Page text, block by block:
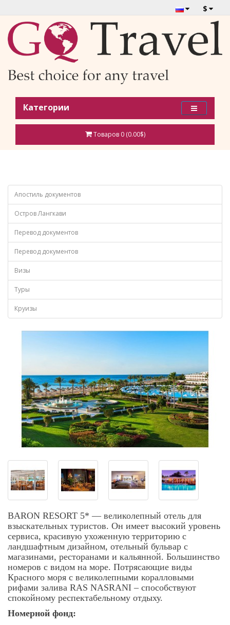
$
Категории
Товаров 0 (0.00$)
Апостиль документов
Остров Лангкави
Перевод документов
Перевод документов
Визы
Туры
Круизы
BARON RESORT 5* — великолепный отель для
взыскательных туристов. Он имеет высокий уровень
сервиса, красивую ухоженную территорию с
ландшафтным дизайном, отельный бульвар с
магазинами, ресторанами и кальянной. Большинство
номеров с видом на море. Потрясающие виды
Красного моря с великолепными коралловыми
рифами залива RAS NASRANI – способствуют
спокойному респектабельному отдыху.
Номерной фонд: